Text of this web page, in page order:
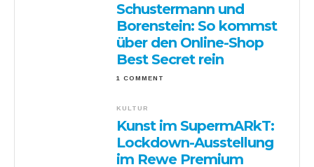
Schustermann und
Borenstein: So kommst
über den Online-Shop
Best Secret rein
1 COMMENT
KULTUR
Kunst im SupermARkT:
Lockdown-Ausstellung
im Rewe Premium